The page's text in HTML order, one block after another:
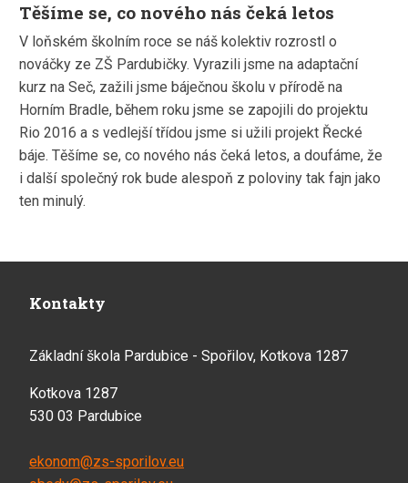
Těšíme se, co nového nás čeká letos
V loňském školním roce se náš kolektiv rozrostl o
nováčky ze ZŠ Pardubičky. Vyrazili jsme na adaptační
kurz na Seč, zažili jsme báječnou školu v přírodě na
Horním Bradle, během roku jsme se zapojili do projektu
Rio 2016 a s vedlejší třídou jsme si užili projekt Řecké
báje. Těšíme se, co nového nás čeká letos, a doufáme, že
i další společný rok bude alespoň z poloviny tak fajn jako
ten minulý.
Kontakty
Základní škola Pardubice - Spořilov, Kotkova 1287
Kotkova 1287
530 03 Pardubice
ekonom@zs-sporilov.eu